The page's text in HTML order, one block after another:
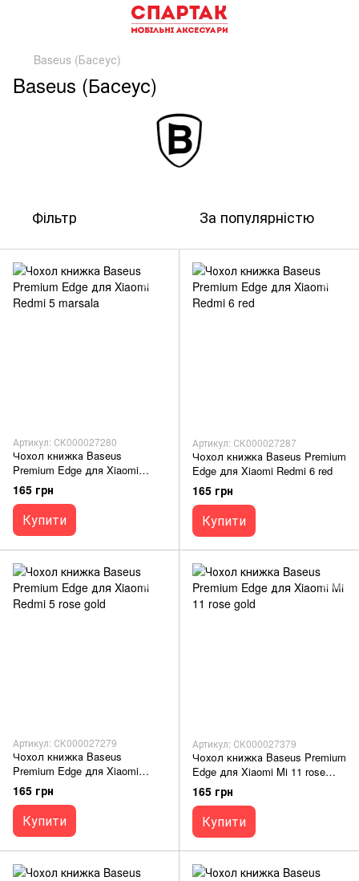
Baseus (Басеус)
Baseus (Басеус)
Фільтр За популярністю
Артикул: СК000027280
Чохол книжка Baseus
Premium Edge для Xiaomi
Redmi 5 marsala
165 грн
Купити
Артикул: СК000027287
Чохол книжка Baseus Premium
Edge для Xiaomi Redmi 6 red
165 грн
Купити
Артикул: СК000027279
Чохол книжка Baseus
Premium Edge для Xiaomi
Redmi 5 rose gold
165 грн
Купити
Артикул: СК000027379
Чохол книжка Baseus Premium
Edge для Xiaomi Mi 11 rose
gold
165 грн
Купити